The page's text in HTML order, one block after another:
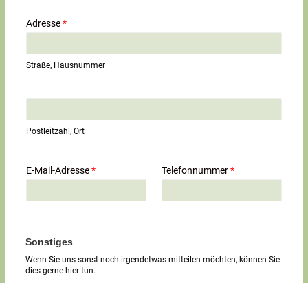
Adresse*
Straße, Hausnummer
n
i
l
g
T
x
t
Postleitzahl, Ort
E-Mail-Adresse* Telefonnummer*
Sonstiges
Wenn Sie uns sonst noch irgendetwas mitteilen möchten, können Sie
dies gerne hier tun.